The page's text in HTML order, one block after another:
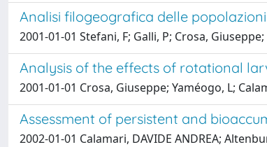
Analisi filogeografica delle
2001-01-01 Stefani, F; Galli, P; Crosa,
Analysis of the effects of rotational
2001-01-01 Crosa, Giuseppe; Yaméogo, L;
Assessment of persistent and
2002-01-01 Calamari, DAVIDE ANDREA;